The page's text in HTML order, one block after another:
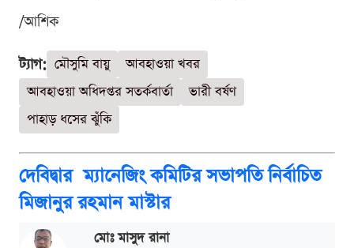
/আশিক
ট্যাগ: মৌসুমি বায়ু
আবহাওয়া খবর
আবহাওয়া অধিদপ্তর সতর্কবার্তা
ভারী বর্ষণ
পাহাড় ধসের ঝুঁকি
দেবিদ্বার ম্যানেজিং কমিটির সভাপতি নির্বাচিত
মিজানুর রহমান মাস্টার
মোঃ মাসুদ রানা